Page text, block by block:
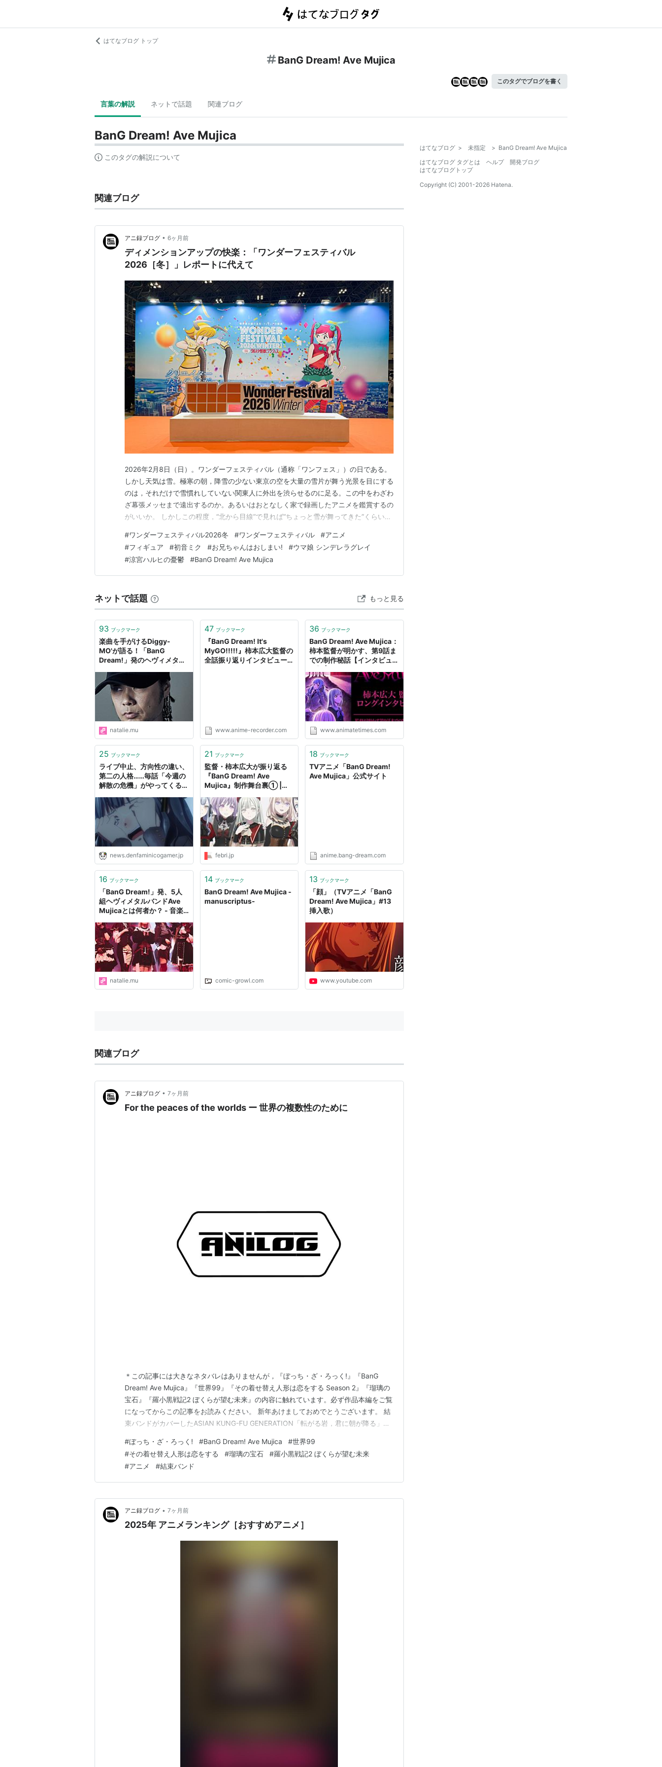
はてなブログ トップ
BanG Dream! Ave Mujica
このタグでブログを書く
言葉の解説 ネットで話題 関連ブログ
BanG Dream! Ave Mujica
このタグの解説について
関連ブログ
アニ録ブログ • 6ヶ月前
ディメンションアップの快楽：「ワンダーフェスティバル
2026［冬］」レポートに代えて
2026年2月8日（日）。ワンダーフェスティバル（通称「ワンフェス」）の日である。
しかし天気は雪。極寒の朝，降雪の少ない東京の空を大量の雪片が舞う光景を目にする
のは，それだけで雪慣れしていない関東人に外出を渋らせるのに足る。この中をわざわ
ざ幕張メッセまで遠出するのか。あるいはおとなしく家で録画したアニメを鑑賞するの
がいいか。 しかしこの程度，“北から目線”で見れば“ちょっと雪が舞ってきた”くらいの
いく。まるで積もる勢いもない東京の雪のように。こうした場合，行って後悔すること
はないが，行かずに後悔することはあるという…
#ワンダーフェスティバル2026冬 #ワンダーフェスティバル #アニメ
#フィギュア #初音ミク #お兄ちゃんはおしまい! #ウマ娘 シンデレラグレイ
#涼宮ハルヒの憂鬱 #BanG Dream! Ave Mujica
ネットで話題 もっと見る
93 ブックマーク
楽曲を手がけるDiggy-
MO'が語る！「BanG
Dream!」発のヘヴィメタル
音楽ナタリー 特集・インタ
ビュー
natalie.mu
47 ブックマーク
『BanG Dream! It's
MyGO!!!!!』柿本広大監督の
全話振り返りインタビュー後
www.anime-recorder.com
36 ブックマーク
BanG Dream! Ave Mujica：
柿本監督が明かす、第9話ま
での制作秘話【インタビュ
www.animatetimes.com
25 ブックマーク
ライブ中止、方向性の違い、
第二の人格……毎話「今週の
解散の危機」がやってくるガ
Dream! Ave Mujica』がす
ごすぎるので見てほしい
news.denfaminicogamer.jp
21 ブックマーク
監督・柿本広大が振り返る
『BanG Dream! Ave
Mujica』制作舞台裏① |
febri.jp
18 ブックマーク
TVアニメ「BanG Dream!
Ave Mujica」公式サイト
anime.bang-dream.com
16 ブックマーク
「BanG Dream!」発、5人
組ヘヴィメタルバンドAve
Mujicaとは何者か？ - 音楽
ー
natalie.mu
14 ブックマーク
BanG Dream! Ave Mujica -
manuscriptus-
comic-growl.com
13 ブックマーク
「顔」（TVアニメ「BanG
Dream! Ave Mujica」#13
挿入歌）
www.youtube.com
関連ブログ
アニ録ブログ • 7ヶ月前
For the peaces of the worlds ー 世界の複数性のために
＊この記事には大きなネタバレはありませんが，『ぼっち・ざ・ろっく!』『BanG
Dream! Ave Mujica』『世界99』『その着せ替え人形は恋をする Season 2』『瑠璃の
宝石』『羅小黒戦記2 ぼくらが望む未来』の内容に触れています。必ず作品本編をご覧
になってからこの記事をお読みください。 新年あけましておめでとうございます。 結
束バンドがカバーしたASIAN KUNG-FU GENERATION「転がる岩，君に朝が降る」の
大逸れたことじゃないだけどちょっとそれもあるよな 作詞：後藤正文 このカバー版は
『…
#ぼっち・ざ・ろっく! #BanG Dream! Ave Mujica #世界99
#その着せ替え人形は恋をする #瑠璃の宝石 #羅小黒戦記2 ぼくらが望む未来
#アニメ #結束バンド
アニ録ブログ • 7ヶ月前
2025年 アニメランキング［おすすめアニメ］
はてなブログ > 未指定 > BanG Dream! Ave Mujica
はてなブログ タグとは
ヘルプ
開発ブログ
はてなブログトップ
Copyright (C) 2001-2026 Hatena.